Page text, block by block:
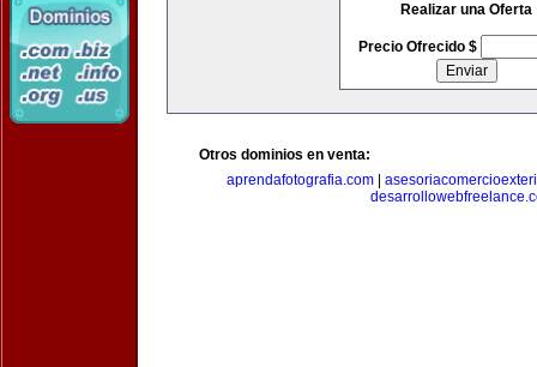
Realizar una Oferta
Precio Ofrecido $
Otros dominios en venta:
aprendafotografia.com